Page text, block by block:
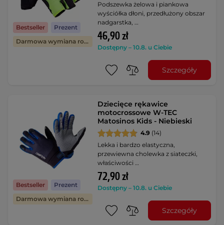
Bestseller
Prezent
Darmowa wymiana rozmiaru
Podszewka żelowa i piankowa
wyściółka dłoni, przedłużony obszar
nadgarstka, …
46,90 zł
Dostępny – 10.8. u Ciebie
Szczegóły
Bestseller
Prezent
Darmowa wymiana rozmiaru
Dziecięce rękawice
motocrossowe W-TEC
Matosinos Kids - Niebieski
4.9 (14)
Lekka i bardzo elastyczna,
przewiewna cholewka z siateczki,
właściwości …
72,90 zł
Dostępny – 10.8. u Ciebie
Szczegóły